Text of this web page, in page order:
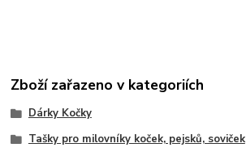
Zboží zařazeno v kategoriích
Dárky Kočky
Tašky pro milovníky koček, pejsků, soviček